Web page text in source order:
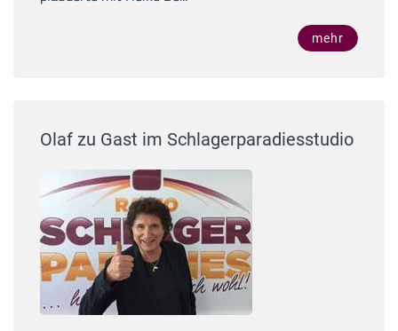
mehr
Olaf zu Gast im Schlagerparadiesstudio